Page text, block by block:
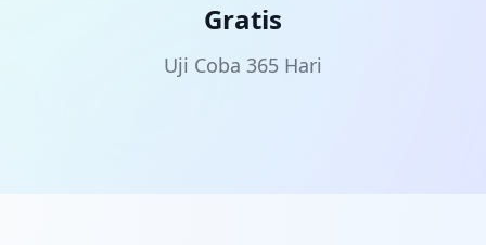
Gratis
Uji Coba 365 Hari